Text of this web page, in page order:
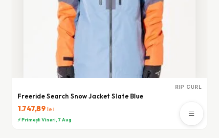
RIP CURL
Freeride Search Snow Jacket Slate Blue
1.747,89 lei
⚡ Primești Vineri, 7 Aug